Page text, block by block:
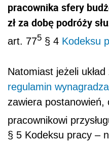
pracownika sfery
zł za dobę podróży
art. 775 § 4 Kodeksu
Natomiast jeżeli
regulamin
zawiera
pracownikowi
§ 5 Kodeksu pracy –